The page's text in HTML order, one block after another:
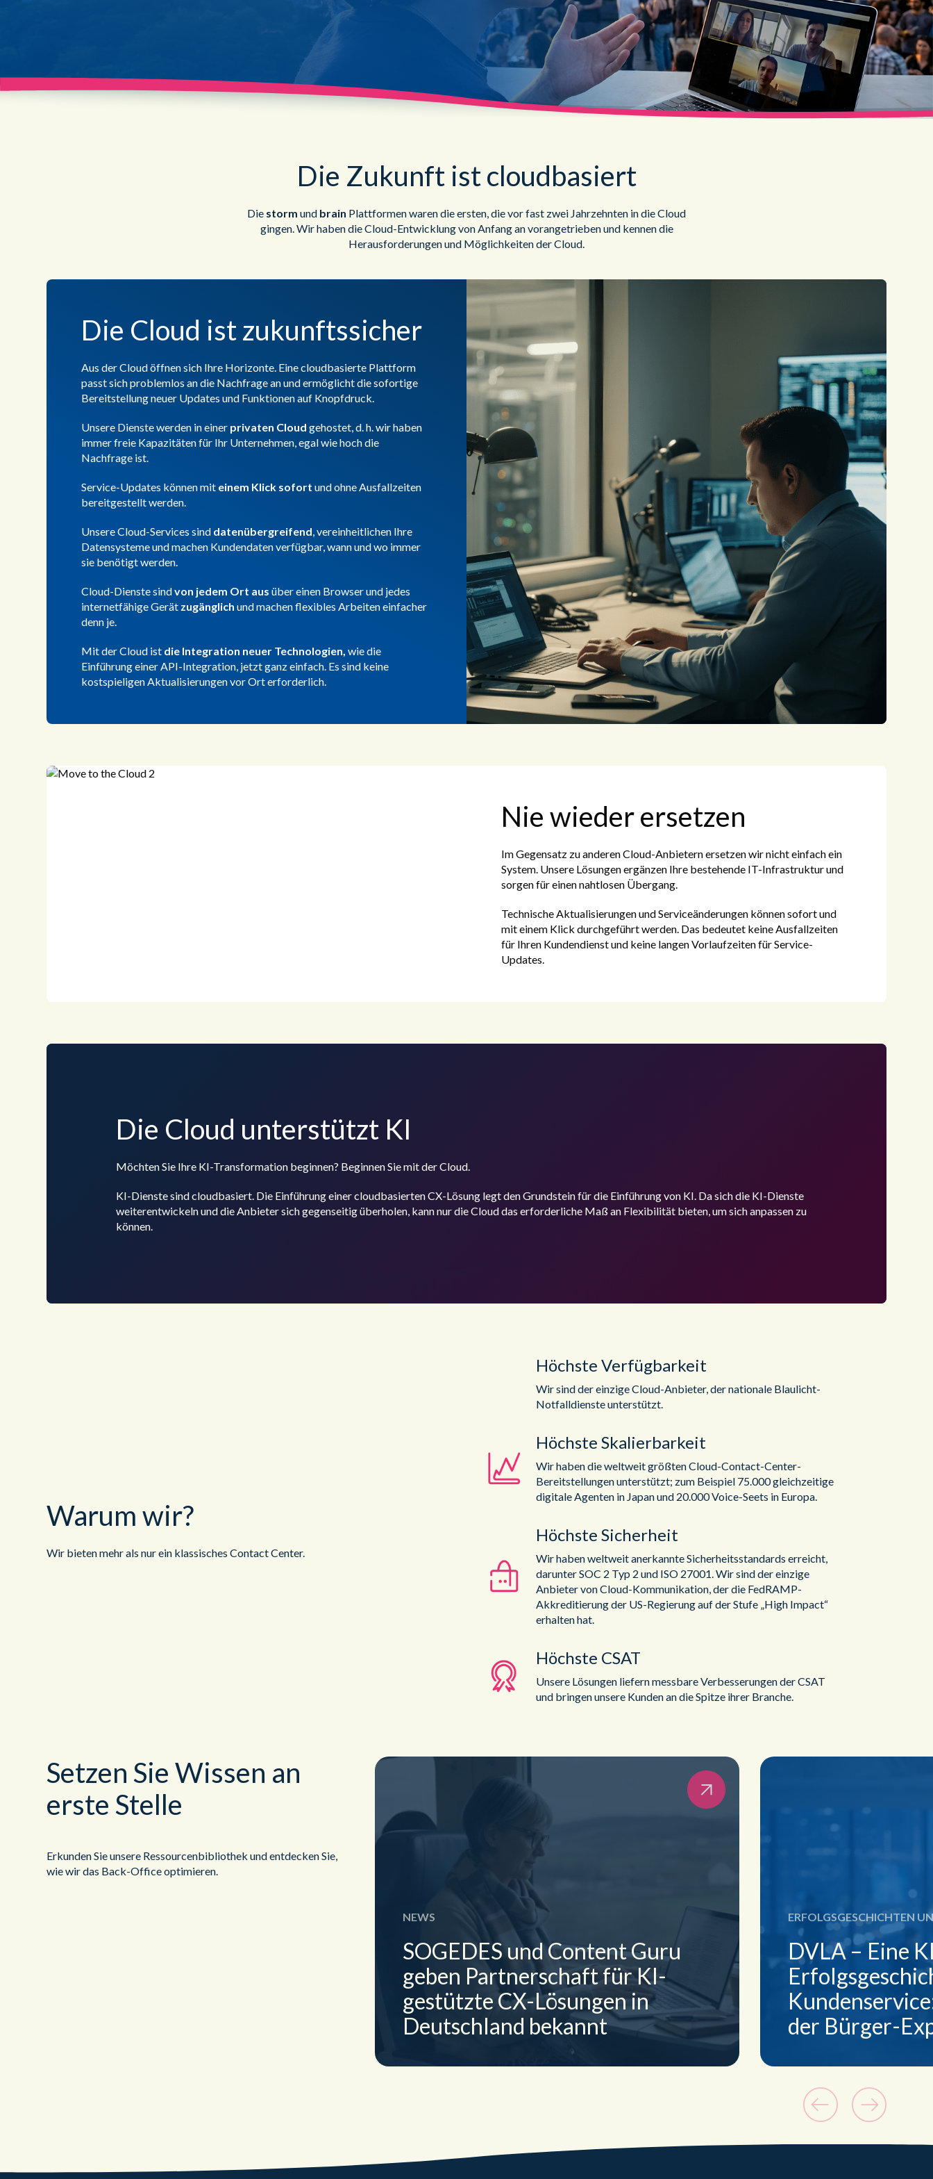
brain® KI
Ressourcen
Die Zukunft ist cloudbasiert
Die storm und brain Plattformen waren die ersten, die vor fast zwei Jahrzehnten in die Cloud
gingen. Wir haben die Cloud-Entwicklung von Anfang an vorangetrieben und kennen die
Herausforderungen und Möglichkeiten der Cloud.
Die Cloud ist zukunftssicher
Aus der Cloud öffnen sich Ihre Horizonte. Eine cloudbasierte Plattform
passt sich problemlos an die Nachfrage an und ermöglicht die sofortige
Bereitstellung neuer Updates und Funktionen auf Knopfdruck.
Unsere Dienste werden in einer privaten Cloud gehostet, d. h. wir haben
immer freie Kapazitäten für Ihr Unternehmen, egal wie hoch die
Nachfrage ist.
Service-Updates können mit einem Klick sofort und ohne Ausfallzeiten
bereitgestellt werden.
Unsere Cloud-Services sind datenübergreifend, vereinheitlichen Ihre
Datensysteme und machen Kundendaten verfügbar, wann und wo immer
sie benötigt werden.
Cloud-Dienste sindvon jedem Ort aus über einen Browser und jedes
internetfähige Gerät zugänglich und machen flexibles Arbeiten einfacher
denn je.
Mit der Cloud ist die Integration neuer Technologien, wie die
Einführung einer API-Integration, jetzt ganzeinfach. Es sind keine
kostspieligen Aktualisierungen vor Ort erforderlich.
Nie wieder ersetzen
Im Gegensatz zu anderen Cloud-Anbietern ersetzen wir nicht einfach ein
System. Unsere Lösungen ergänzen Ihre bestehende IT-Infrastruktur und
sorgen für einen nahtlosen Übergang.
Technische Aktualisierungen und Serviceänderungen können sofort und
mit einem Klick durchgeführt werden. Das bedeutet keine Ausfallzeiten
für Ihren Kundendienst und keine langen Vorlaufzeiten für Service-
Updates.
Die Cloud unterstützt KI
Möchten Sie Ihre KI-Transformation beginnen? Beginnen Sie mit der Cloud.
KI-Dienste sind cloudbasiert. Die Einführung einer cloudbasierten CX-Lösung legt den Grundstein für die Einführung von KI. Da sich die KI-Dienste
weiterentwickeln und die Anbieter sich gegenseitig überholen, kann nur die Cloud das erforderliche Maß an Flexibilität bieten, um sich anpassen zu
können.
Warum wir?
Wir bieten mehr als nur ein klassisches Contact Center.
Höchste Verfügbarkeit
Wir sind der einzige Cloud-Anbieter, der nationale Blaulicht-
Notfalldienste unterstützt.
Höchste Skalierbarkeit
Wir haben die weltweit größten Cloud-Contact-Center-
Bereitstellungen unterstützt; zum Beispiel 75.000 gleichzeitige
digitale Agenten in Japan und 20.000 Voice-Seets in Europa.
Höchste Sicherheit
Wir haben weltweit anerkannte Sicherheitsstandards erreicht,
darunter SOC 2 Typ 2 und ISO 27001. Wir sind der einzige
Anbieter von Cloud-Kommunikation, der die FedRAMP-
Akkreditierung der US-Regierung auf der Stufe „High Impact“
erhalten hat.
Höchste CSAT
Unsere Lösungen liefern messbare Verbesserungen der CSAT
und bringen unsere Kunden an die Spitze ihrer Branche.
Setzen Sie Wissen an
erste Stelle
Erkunden Sie unsere Ressourcenbibliothek und entdecken Sie,
wie wir das Back-Office optimieren.
NEWS
SOGEDES und Content Guru
geben Partnerschaft für KI-
gestützte CX-Lösungen in
Deutschland bekannt
ERFOLGSGESCHICHTEN
DVLA – Eine
der Bürger-